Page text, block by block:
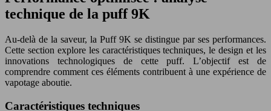
technique de la puff 9K
Au-delà de la saveur, la Puff 9K se distingue par ses performances.
Cette section explore les caractéristiques techniques, le design et les
innovations technologiques de cette puff. L’objectif est de
comprendre comment ces éléments contribuent à une expérience de
vapotage aboutie.
Caractéristiques techniques